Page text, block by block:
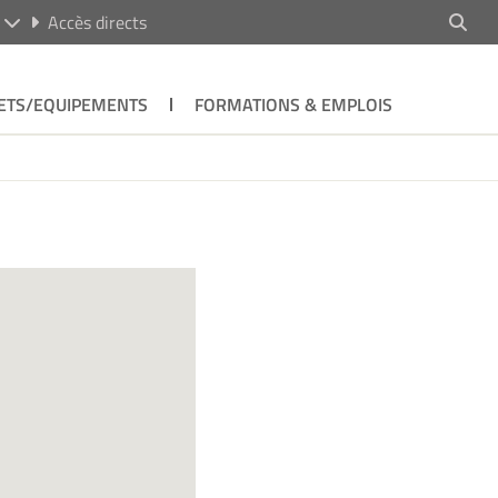
Accès directs
EQUIPEMENTS
FORMATIONS & EMPLOIS